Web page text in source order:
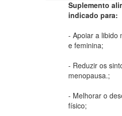
Suplemento
indicado para:
- Apoiar a libido
e feminina;
- Reduzir os
menopausa.;
- Melhorar o
físico;